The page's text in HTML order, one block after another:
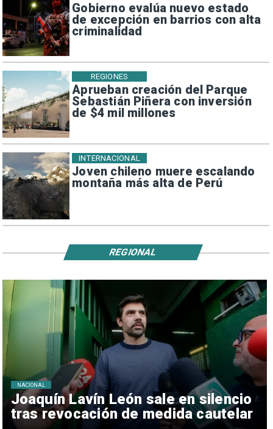
Gobierno evalúa nuevo estado
de excepción en barrios con alta
criminalidad
Aprueban creación del Parque
Sebastián Piñera con inversión
de $4 mil millones
REGIONES
Joven chileno muere escalando
montaña más alta de Perú
INTERNACIONAL
Joaquín Lavín León sale en silencio
tras revocación de medida cautelar
NACIONAL
REGIONAL